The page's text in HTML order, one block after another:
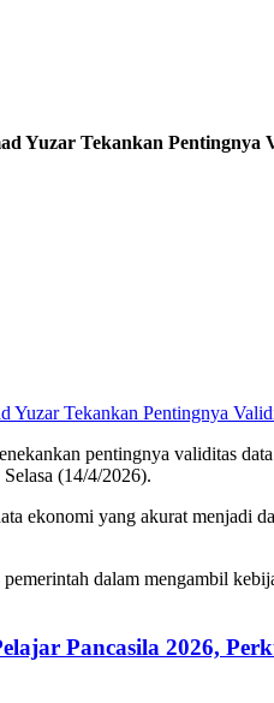
Yuzar Tekankan Pentingnya
pentingnya validitas
(14/4/2026).
ekonomi yang akurat menjadi
dalam mengambil
Pancasila 2026,